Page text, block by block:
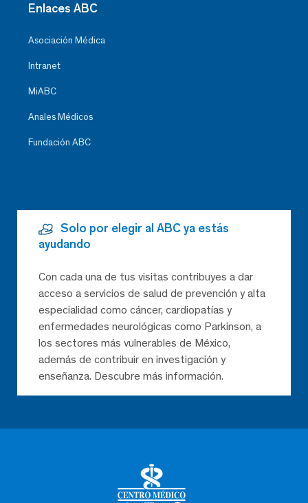
Enlaces ABC
Asociación Médica
Intranet
MiABC
Anales Médicos
Fundación ABC
Solo por elegir al ABC ya estás
ayudando
Con cada una de tus visitas contribuyes a dar
acceso a servicios de salud de prevención y alta
especialidad como cáncer, cardiopatías y
enfermedades neurológicas como Parkinson, a
los sectores más vulnerables de México,
además de contribuir en investigación y
enseñanza. Descubre más información.